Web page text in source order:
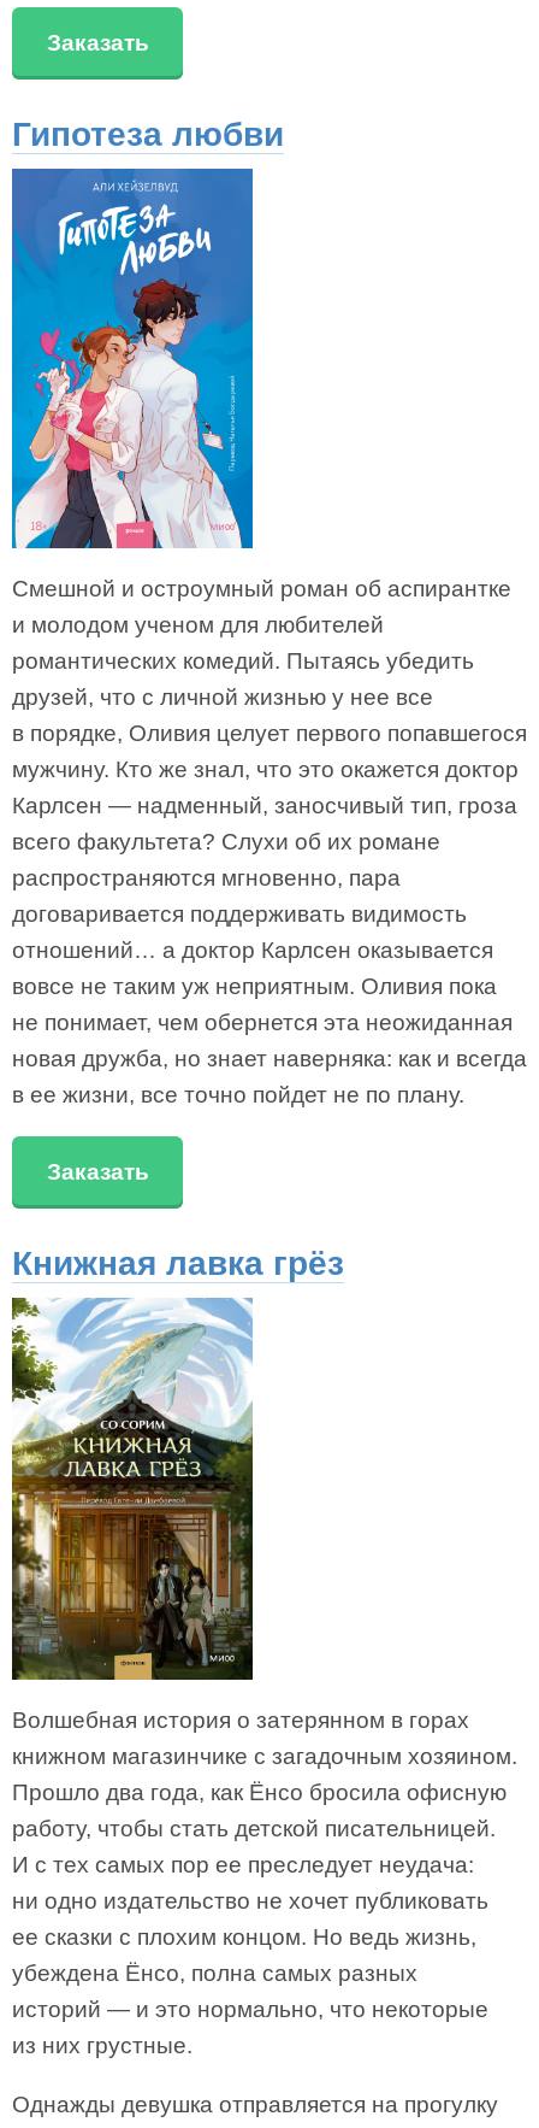
Заказать
Гипотеза любви
Смешной и остроумный роман об аспирантке
и молодом ученом для любителей
романтических комедий. Пытаясь убедить
друзей, что с личной жизнью у нее все
в порядке, Оливия целует первого попавшегося
мужчину. Кто же знал, что это окажется доктор
Карлсен — надменный, заносчивый тип, гроза
всего факультета? Слухи об их романе
распространяются мгновенно, пара
договаривается поддерживать видимость
отношений… а доктор Карлсен оказывается
вовсе не таким уж неприятным. Оливия пока
не понимает, чем обернется эта неожиданная
новая дружба, но знает наверняка: как и всегда
в ее жизни, все точно пойдет не по плану.
Заказать
Книжная лавка грёз
Волшебная история о затерянном в горах
книжном магазинчике с загадочным хозяином.
Прошло два года, как Ёнсо бросила офисную
работу, чтобы стать детской писательницей.
И с тех самых пор ее преследует неудача:
ни одно издательство не хочет публиковать
ее сказки с плохим концом. Но ведь жизнь,
убеждена Ёнсо, полна самых разных
историй — и это нормально, что некоторые
из них грустные.
Однажды девушка отправляется на прогулку